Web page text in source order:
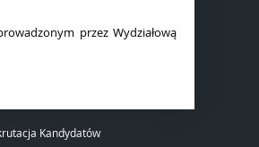
przez Wydziałową
Kandydatów